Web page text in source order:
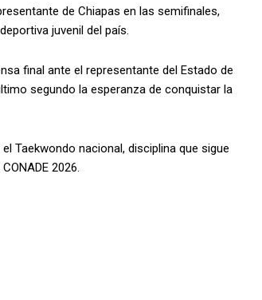
de Chiapas en las semifinales,
juvenil del país.
final ante el representante del Estado de
segundo la esperanza de conquistar la
Taekwondo nacional, disciplina que sigue
2026.